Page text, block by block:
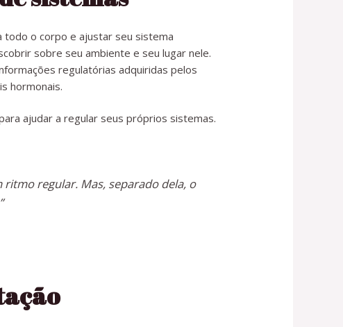
todo o corpo e ajustar seu sistema
sobre seu ambiente e seu lugar nele.
regulatórias adquiridas pelos
hormonais.
ajudar a regular seus próprios sistemas.
ritmo regular. Mas, separado dela, o